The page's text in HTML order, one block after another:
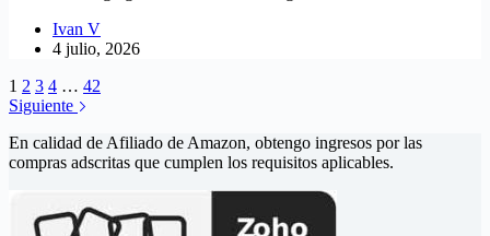
Ivan V
4 julio, 2026
1 2 3 4 … 42
Siguiente
En calidad de Afiliado de Amazon, obtengo ingresos por las
compras adscritas que cumplen los requisitos aplicables.